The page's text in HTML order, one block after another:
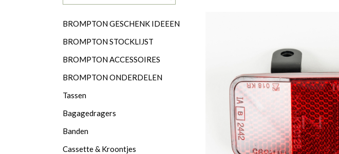
Categorieën
BROMPTON GESCHENK IDEEEN
BROMPTON STOCKLIJST
BROMPTON ACCESSOIRES
BROMPTON ONDERDELEN
Tassen
Bagagedragers
Banden
Cassette & Kroontjes